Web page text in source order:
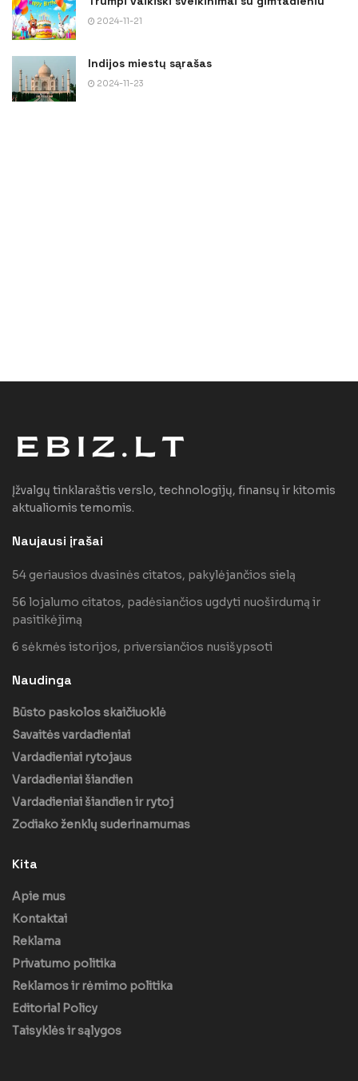
2024-11-21
Indijos miestų sąrašas
2024-11-23
Įžvalgų tinklaraštis verslo, technologijų, finansų ir kitomis
aktualiomis temomis.
Naujausi įrašai
54 geriausios dvasinės citatos, pakylėjančios sielą
56 lojalumo citatos, padėsiančios ugdyti nuoširdumą ir
pasitikėjimą
6 sėkmės istorijos, priversiančios nusišypsoti
Naudinga
Būsto paskolos skaičiuoklė
Savaitės vardadieniai
Vardadieniai rytojaus
Vardadieniai šiandien
Vardadieniai šiandien ir rytoj
Zodiako ženklų suderinamumas
Kita
Apie mus
Kontaktai
Reklama
Privatumo politika
Reklamos ir rėmimo politika
Editorial Policy
Taisyklės ir sąlygos